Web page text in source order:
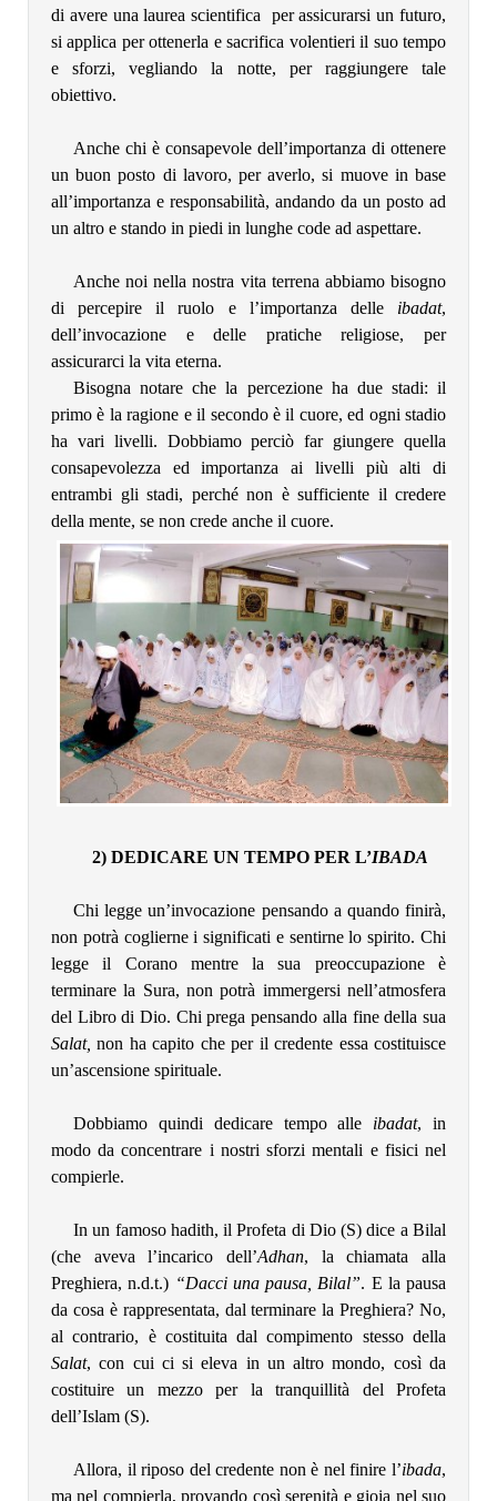
di avere una laurea scientifica per assicurarsi un futuro,
si applica per ottenerla e sacrifica volentieri il suo tempo
e sforzi, vegliando la notte, per raggiungere tale
obiettivo.
Anche chi è consapevole dell’importanza di ottenere
un buon posto di lavoro, per averlo, si muove in base
all’importanza e responsabilità, andando da un posto ad
un altro e stando in piedi in lunghe code ad aspettare.
Anche noi nella nostra vita terrena abbiamo bisogno
di percepire il ruolo e l’importanza delle ibadat,
dell’invocazione e delle pratiche religiose, per
assicurarci la vita eterna.
Bisogna notare che la percezione ha due stadi: il
primo è la ragione e il secondo è il cuore, ed ogni stadio
ha vari livelli. Dobbiamo perciò far giungere quella
consapevolezza ed importanza ai livelli più alti di
entrambi gli stadi, perché non è sufficiente il credere
della mente, se non crede anche il cuore.
2) DEDICARE UN TEMPO PER L’IBADA
Chi legge un’invocazione pensando a quando finirà,
non potrà coglierne i significati e sentirne lo spirito. Chi
legge il Corano mentre la sua preoccupazione è
terminare la Sura, non potrà immergersi nell’atmosfera
del Libro di Dio. Chi prega pensando alla fine della sua
Salat, non ha capito che per il credente essa costituisce
un’ascensione spirituale.
Dobbiamo quindi dedicare tempo alle ibadat, in
modo da concentrare i nostri sforzi mentali e fisici nel
compierle.
In un famoso hadith, il Profeta di Dio (S) dice a Bilal
(che aveva l’incarico dell’Adhan, la chiamata alla
Preghiera, n.d.t.) “Dacci una pausa, Bilal”. E la pausa
da cosa è rappresentata, dal terminare la Preghiera? No,
al contrario, è costituita dal compimento stesso della
Salat, con cui ci si eleva in un altro mondo, così da
costituire un mezzo per la tranquillità del Profeta
dell’Islam (S).
Allora, il riposo del credente non è nel finire l’ibada,
ma nel compierla, provando così serenità e gioia nel suo